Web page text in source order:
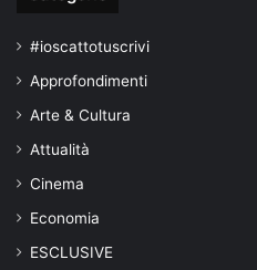
#ioscattotuscrivi
Approfondimenti
Arte & Cultura
Attualità
Cinema
Economia
ESCLUSIVE